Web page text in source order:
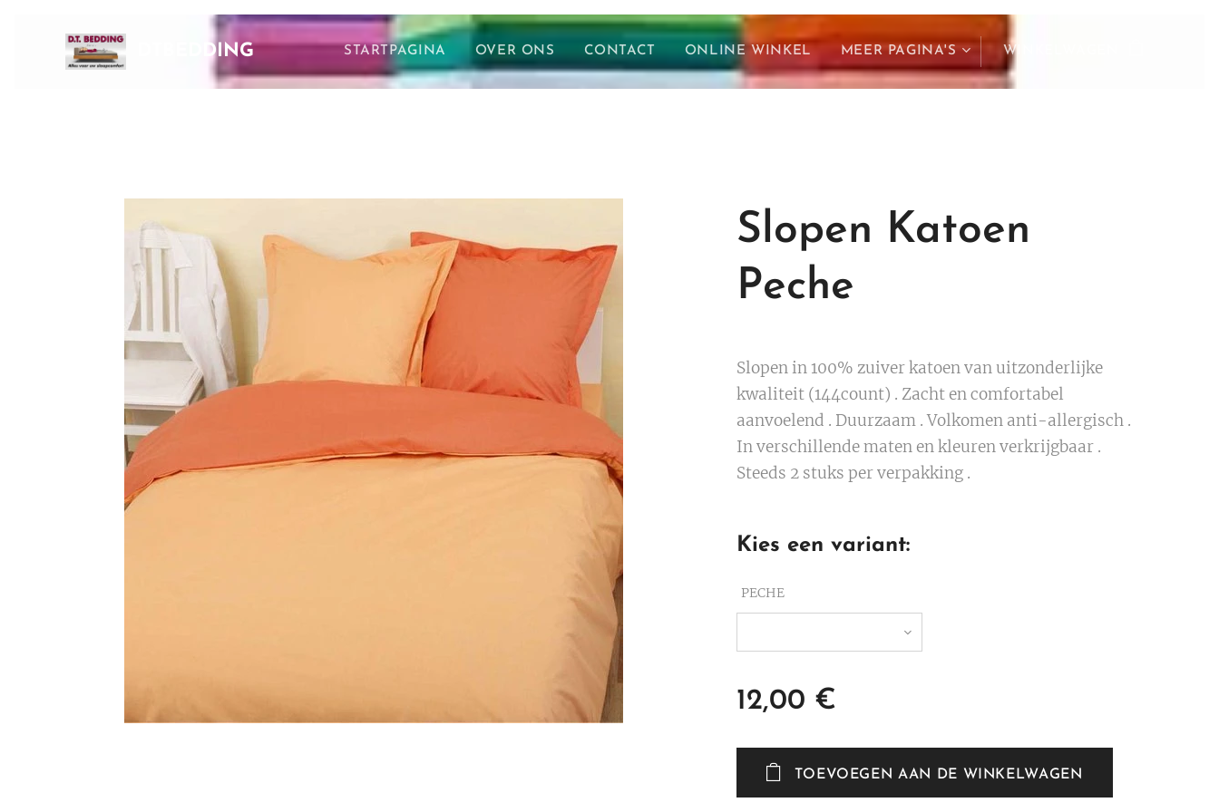
DTBEDDING STARTPAGINA OVER ONS CONTACT ONLINE WINKEL MEER PAGINA'S WINKELWAGEN
Slopen Katoen
Peche
Slopen in 100% zuiver katoen van uitzonderlijke
kwaliteit (144count) . Zacht en comfortabel
aanvoelend . Duurzaam . Volkomen anti-allergisch .
In verschillende maten en kleuren verkrijgbaar .
Steeds 2 stuks per verpakking .
Kies een variant:
PECHE
12,00 €
TOEVOEGEN AAN DE WINKELWAGEN